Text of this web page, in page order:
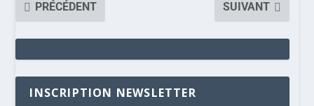
PRÉCÉDENT
SUIVANT
INSCRIPTION NEWSLETTER